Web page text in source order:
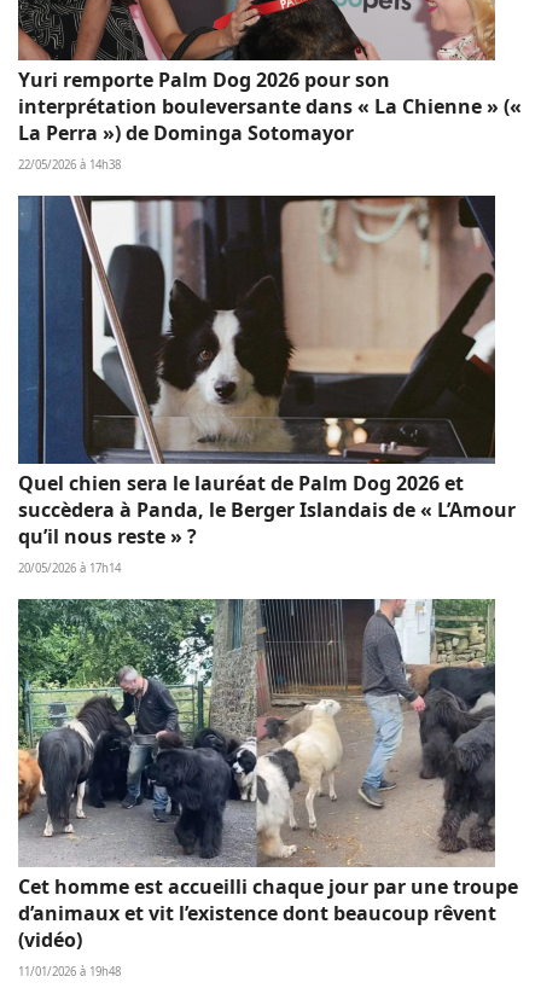
Yuri remporte Palm Dog 2026 pour son
interprétation bouleversante dans « La Chienne » («
La Perra ») de Dominga Sotomayor
22/05/2026 à 14h38
Quel chien sera le lauréat de Palm Dog 2026 et
succèdera à Panda, le Berger Islandais de « L’Amour
qu’il nous reste » ?
20/05/2026 à 17h14
Cet homme est accueilli chaque jour par une troupe
d’animaux et vit l’existence dont beaucoup rêvent
(vidéo)
11/01/2026 à 19h48